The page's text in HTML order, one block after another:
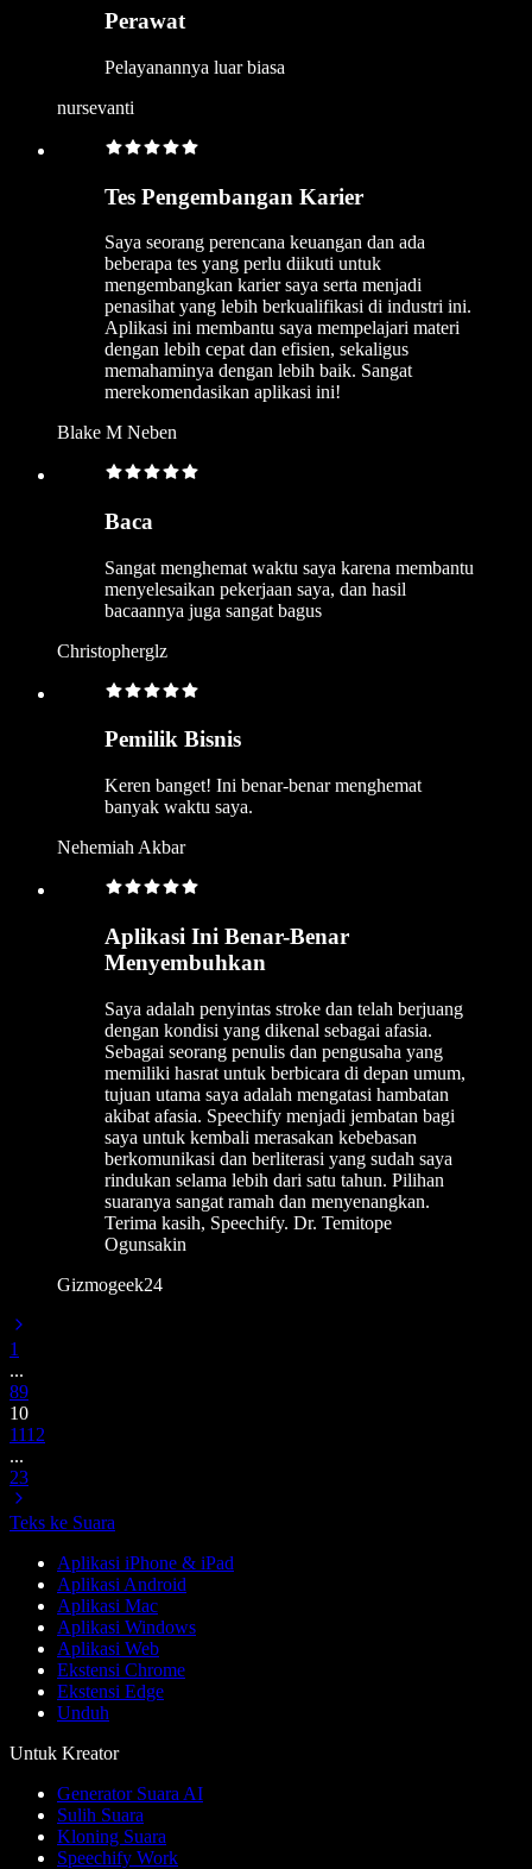
Perawat
Pelayanannya luar biasa
nursevanti
Tes Pengembangan Karier
Saya seorang perencana keuangan dan ada
beberapa tes yang perlu diikuti untuk
mengembangkan karier saya serta menjadi
penasihat yang lebih berkualifikasi di industri ini.
Aplikasi ini membantu saya mempelajari materi
dengan lebih cepat dan efisien, sekaligus
memahaminya dengan lebih baik. Sangat
merekomendasikan aplikasi ini!
Blake M Neben
Baca
Sangat menghemat waktu saya karena membantu
menyelesaikan pekerjaan saya, dan hasil
bacaannya juga sangat bagus
Christopherglz
Pemilik Bisnis
Keren banget! Ini benar-benar menghemat
banyak waktu saya.
Nehemiah Akbar
Aplikasi Ini Benar-Benar
Menyembuhkan
Saya adalah penyintas stroke dan telah berjuang
dengan kondisi yang dikenal sebagai afasia.
Sebagai seorang penulis dan pengusaha yang
memiliki hasrat untuk berbicara di depan umum,
tujuan utama saya adalah mengatasi hambatan
akibat afasia. Speechify menjadi jembatan bagi
saya untuk kembali merasakan kebebasan
berkomunikasi dan berliterasi yang sudah saya
rindukan selama lebih dari satu tahun. Pilihan
suaranya sangat ramah dan menyenangkan.
Terima kasih, Speechify. Dr. Temitope
Ogunsakin
Gizmogeek24
1
...
89
10
1112
...
23
Teks ke Suara
Aplikasi iPhone & iPad
Aplikasi Android
Aplikasi Mac
Aplikasi Windows
Aplikasi Web
Ekstensi Chrome
Ekstensi Edge
Unduh
Untuk Kreator
Generator Suara AI
Sulih Suara
Kloning Suara
Speechify Work